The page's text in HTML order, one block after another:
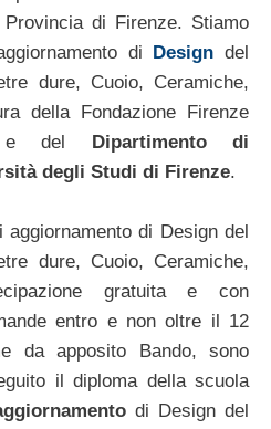
di Firenze. Stiamo
di Design del
dure, Cuoio, Ceramiche,
della Fondazione Firenze
e del Dipartimento di
degli Studi di Firenze.
di Design del
dure, Cuoio, Ceramiche,
gratuita e con
entro e non oltre il 12
da apposito Bando, sono
il diploma della scuola
di Design del